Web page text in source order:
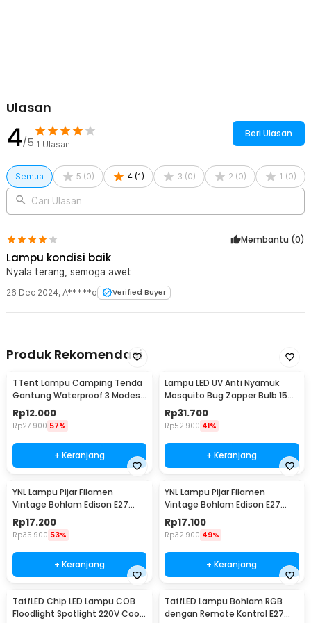
Ulasan
4/5 1 Ulasan
Beri Ulasan
Semua 5 (0) 4 (1) 3 (0) 2 (0) 1 (0)
Cari Ulasan
Membantu (0)
Lampu kondisi baik
Nyala terang, semoga awet
26 Dec 2024, A*****o Verified Buyer
Produk Rekomendasi
TTent Lampu Camping Tenda
Gantung Waterproof 3 Modes
6000K 1.5W - 5188
Rp12.000
Rp27.900 57%
+ Keranjang
Lampu LED UV Anti Nyamuk
Mosquito Bug Zapper Bulb 15W
E27 Cool White - YC1350
Rp31.700
Rp52.900 41%
+ Keranjang
YNL Lampu Pijar Filamen
Vintage Bohlam Edison E27
40W - ST64
Rp17.200
Rp35.900 53%
+ Keranjang
YNL Lampu Pijar Filamen
Vintage Bohlam Edison E27
60W - ST64
Rp17.100
Rp32.900 49%
+ Keranjang
TaffLED Chip LED Lampu COB
Floodlight Spotlight 220V Cool
TaffLED Lampu Bohlam RGB
dengan Remote Kontrol E27